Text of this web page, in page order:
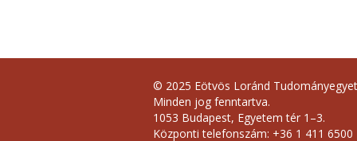
© 2025 Eötvös Loránd
Minden jog fenntartva.
1053 Budapest, Egyetem tér 1–3.
Központi telefonszám: +36 1 411 6500